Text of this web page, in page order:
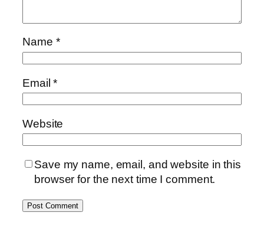
Name *
Email*
Website
Save my name, email, and website in this
browser for the next time I comment.